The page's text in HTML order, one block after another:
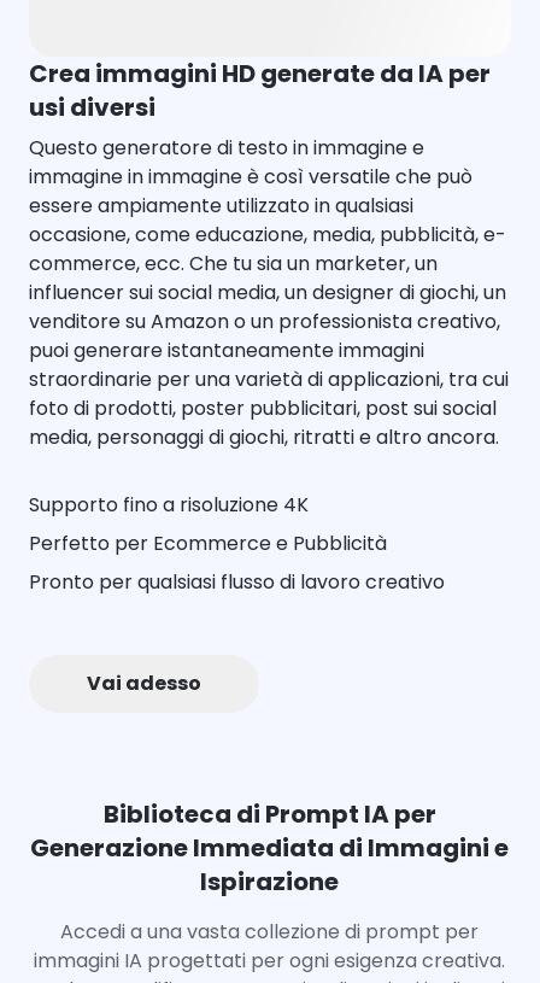
Crea immagini HD generate da IA per
usi diversi
Questo generatore di testo in immagine e
immagine in immagine è così versatile che può
essere ampiamente utilizzato in qualsiasi
occasione, come educazione, media, pubblicità, e-
commerce, ecc. Che tu sia un marketer, un
influencer sui social media, un designer di giochi, un
venditore su Amazon o un professionista creativo,
puoi generare istantaneamente immagini
straordinarie per una varietà di applicazioni, tra cui
foto di prodotti, poster pubblicitari, post sui social
media, personaggi di giochi, ritratti e altro ancora.
Supporto fino a risoluzione 4K
Perfetto per Ecommerce e Pubblicità
Pronto per qualsiasi flusso di lavoro creativo
Vai adesso
Biblioteca di Prompt IA per
Generazione Immediata di Immagini e
Ispirazione
Accedi a una vasta collezione di prompt per
immagini IA progettati per ogni esigenza creativa.